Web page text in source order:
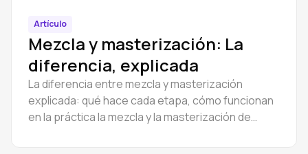
Artículo
Mezcla y masterización: La
diferencia, explicada
La diferencia entre mezcla y masterización
explicada: qué hace cada etapa, cómo funcionan
en la práctica la mezcla y la masterización de